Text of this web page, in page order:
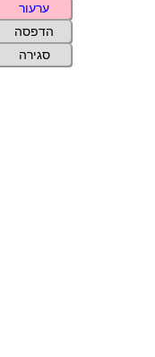
ערעור
הדפסה
סגירה